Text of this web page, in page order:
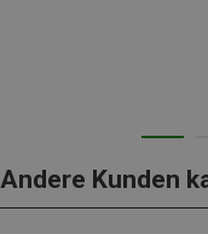
Andere Kunden